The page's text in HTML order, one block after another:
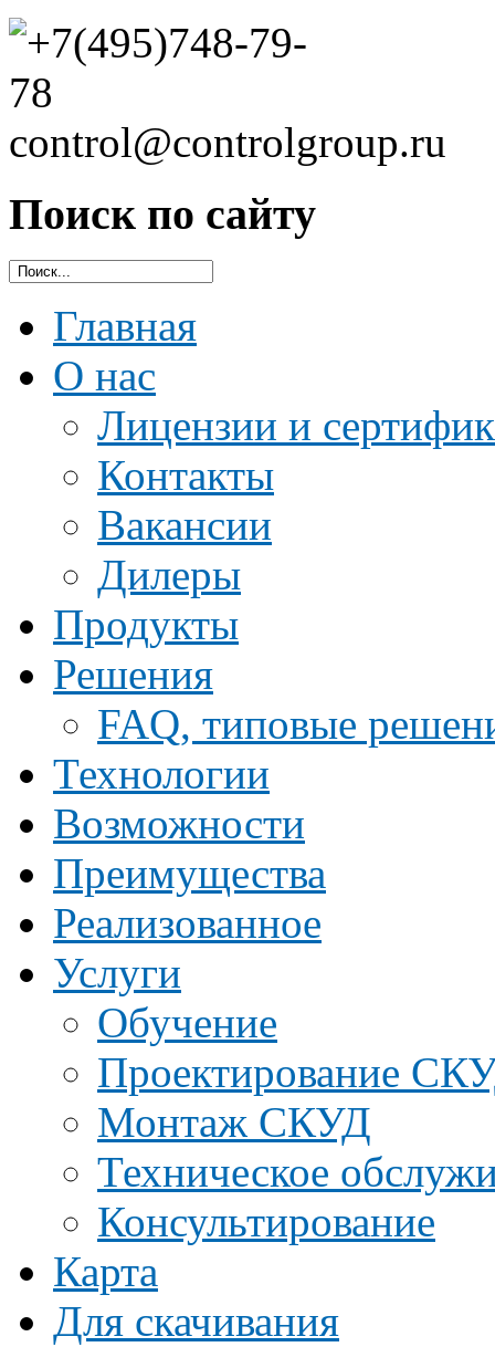
Поиск по сайту
Главная
О нас
Лицензии и
Контакты
Ваканcии
Дилеры
Продукты
Решения
FAQ, типовые
Технологии
Возможности
Преимущества
Реализованное
Услуги
Обучение
Проектирование
Монтаж СКУД
Техническое
Консультирование
Карта
Для скачивания